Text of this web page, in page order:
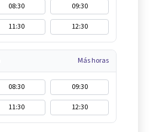
08:30
09:30
11:30 12:30
Más horas
08:30
09:30
11:30 12:30